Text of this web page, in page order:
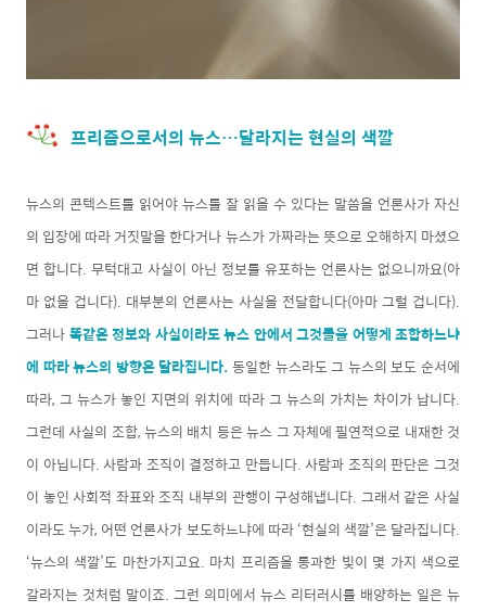
프리즘으로서의 뉴스…달라지는 현실의 색깔
뉴스의 콘텍스트를 읽어야 뉴스를 잘 읽을 수 있다는 말씀을 언론사가 자신
의 입장에 따라 거짓말을 한다거나 뉴스가 가짜라는 뜻으로 오해하지 마셨으
면 합니다. 무턱대고 사실이 아닌 정보를 유포하는 언론사는 없으니까요(아
마 없을 겁니다). 대부분의 언론사는 사실을 전달합니다(아마 그럴 겁니다).
그러나똑같은 정보와 사실이라도 뉴스 안에서 그것들을 어떻게 조합하느냐
에 따라 뉴스의 방향은 달라집니다.동일한 뉴스라도 그 뉴스의 보도 순서에
따라, 그 뉴스가 놓인 지면의 위치에 따라 그 뉴스의 가치는 차이가 납니다.
그런데 사실의 조합, 뉴스의 배치 등은 뉴스 그 자체에 필연적으로 내재한 것
이 아닙니다. 사람과 조직이 결정하고 만듭니다. 사람과 조직의 판단은 그것
이 놓인 사회적 좌표와 조직 내부의 관행이 구성해냅니다. 그래서 같은 사실
이라도 누가, 어떤 언론사가 보도하느냐에 따라 ‘현실의 색깔’은 달라집니다.
‘뉴스의 색깔’도 마찬가지고요. 마치 프리즘을 통과한 빛이 몇 가지 색으로
갈라지는 것처럼 말이죠. 그런 의미에서 뉴스 리터러시를 배양하는 일은 뉴